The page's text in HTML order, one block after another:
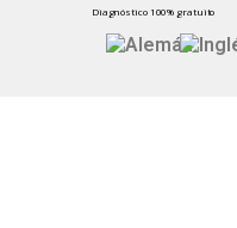
Diagnóstico 100% gratuito